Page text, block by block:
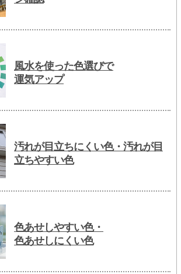
風水を使った色選びで
運気アップ
汚れが目立ちにくい色・汚れが目
立ちやすい色
色あせしやすい色・
色あせしにくい色